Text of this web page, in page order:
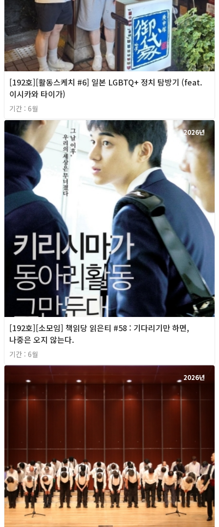
[192호][활동스케치 #6] 일본 LGBTQ+ 정치 탐방기 (feat.
이시카와 타이가)
기간 : 6월
2026년
[192호][소모임] 책읽당 읽은티 #58 : 기다리기만 하면,
나중은 오지 않는다.
기간 : 6월
2026년